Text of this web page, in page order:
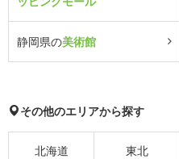
静岡県の美術館
その他のエリアから探す
北海道 東北